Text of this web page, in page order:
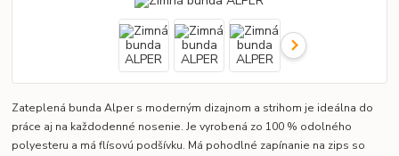
Zateplená bunda Alper s moderným dizajnom a strihom je ideálna do
práce aj na každodenné nosenie. Je vyrobená zo 100 % odolného
polyesteru a má flísovú podšívku. Má pohodlné zapínanie na zips so